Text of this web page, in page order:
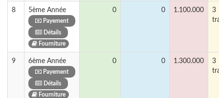
8 5ème Année
Payement
Détails
Fourniture
0 0 1.100.000
3
9 6ème Année
Payement
Détails
Fourniture
0 0 1.300.000
3